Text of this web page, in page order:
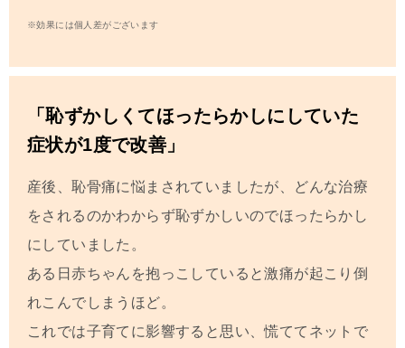
※効果には個人差がございます
「恥ずかしくてほったらかしにしていた
症状が1度で改善」
産後、恥骨痛に悩まされていましたが、どんな治療
をされるのかわからず恥ずかしいのでほったらかし
にしていました。
ある日赤ちゃんを抱っこしていると激痛が起こり倒
れこんでしまうほど。
これでは子育てに影響すると思い、慌ててネットで